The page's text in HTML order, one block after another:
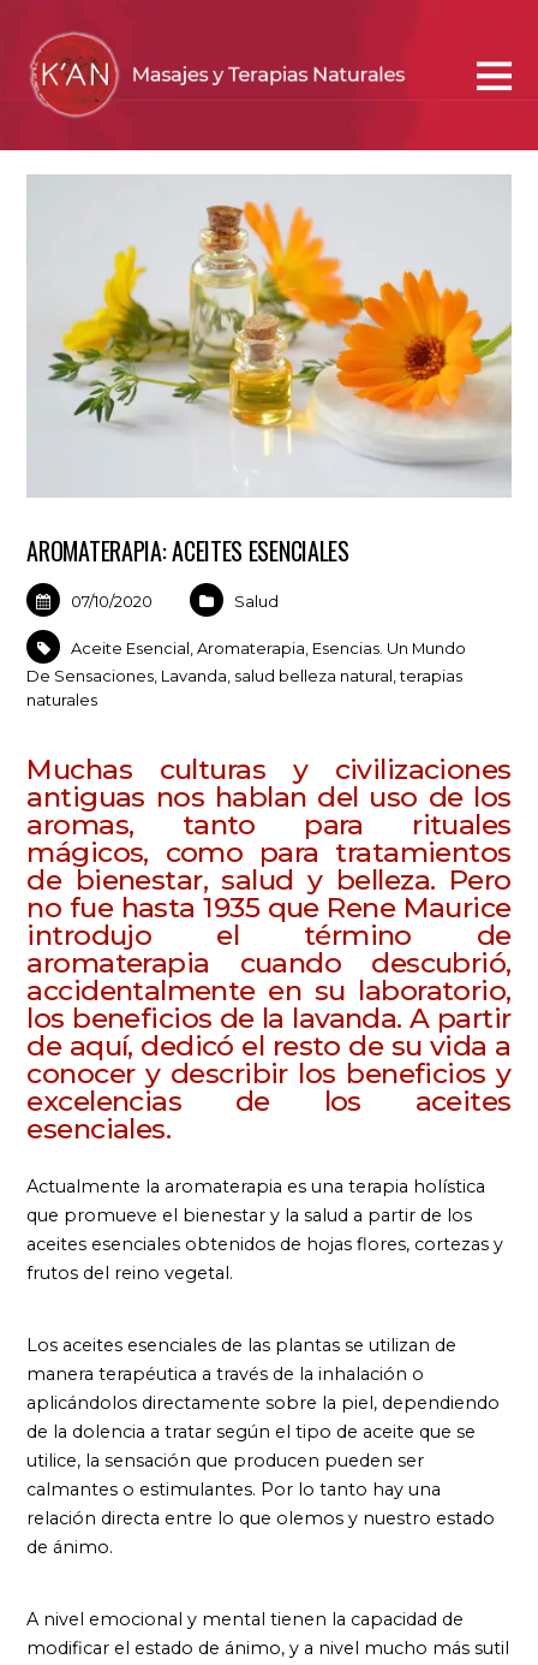
AROMATERAPIA: ACEITES ESENCIALES
07/10/2020 Salud
Aceite Esencial Aromaterapia Esencias. Un Mundo
De Sensaciones Lavanda salud belleza natural ,terapias
naturales
Muchas culturas y civilizaciones
antiguas nos hablan del uso de los
aromas, tanto para rituales
mágicos, como para tratamientos
de bienestar, salud y belleza. Pero
no fue hasta 1935 que Rene Maurice
introdujo el término de
aromaterapia cuando descubrió,
accidentalmente en su laboratorio,
los beneficios de la lavanda. A partir
de aquí, dedicó el resto de su vida a
conocer y describir los beneficios y
excelencias de los aceites
esenciales.
Actualmente la aromaterapia es una terapia holística
que promueve el bienestar y la salud a partir de los
aceites esenciales obtenidos de hojas flores, cortezas y
frutos del reino vegetal.
Los aceites esenciales de las plantas se utilizan de
manera terapéutica a través de la inhalación o
aplicándolos directamente sobre la piel, dependiendo
de la dolencia a tratar según el tipo de aceite que se
utilice, la sensación que producen pueden ser
calmantes o estimulantes. Por lo tanto hay una
relación directa entre lo que olemos y nuestro estado
de ánimo.
A nivel emocional y mental tienen la capacidad de
modificar el estado de ánimo, y a nivel mucho más sutil